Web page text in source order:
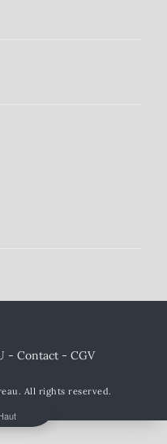
- Contact - CGV
. All rights reserved.